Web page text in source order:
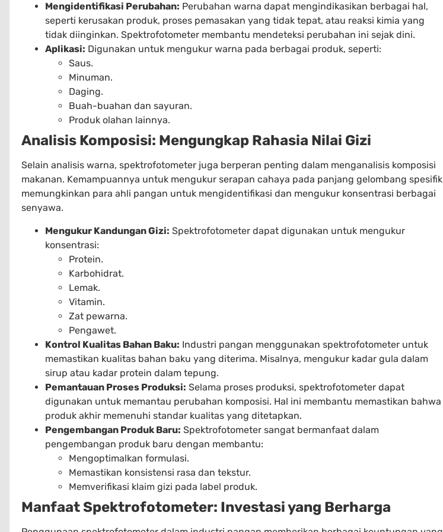
Mengidentifikasi Perubahan: Perubahan warna dapat mengindikasikan berbagai hal,
seperti kerusakan produk, proses pemasakan yang tidak tepat, atau reaksi kimia yang
tidak diinginkan. Spektrofotometer membantu mendeteksi perubahan ini sejak dini.
Aplikasi: Digunakan untuk mengukur warna pada berbagai produk, seperti:
Saus.
Minuman.
Daging.
Buah-buahan dan sayuran.
Produk olahan lainnya.
Analisis Komposisi: Mengungkap Rahasia Nilai Gizi
Selain analisis warna, spektrofotometer juga berperan penting dalam menganalisis komposisi
makanan. Kemampuannya untuk mengukur serapan cahaya pada panjang gelombang spesifik
memungkinkan para ahli pangan untuk mengidentifikasi dan mengukur konsentrasi berbagai
senyawa.
Mengukur Kandungan Gizi: Spektrofotometer dapat digunakan untuk mengukur
konsentrasi:
Protein.
Karbohidrat.
Lemak.
Vitamin.
Zat pewarna.
Pengawet.
Kontrol Kualitas Bahan Baku: Industri pangan menggunakan spektrofotometer untuk
memastikan kualitas bahan baku yang diterima. Misalnya, mengukur kadar gula dalam
sirup atau kadar protein dalam tepung.
Pemantauan Proses Produksi: Selama proses produksi, spektrofotometer dapat
digunakan untuk memantau perubahan komposisi. Hal ini membantu memastikan bahwa
produk akhir memenuhi standar kualitas yang ditetapkan.
Pengembangan Produk Baru: Spektrofotometer sangat bermanfaat dalam
pengembangan produk baru dengan membantu:
Mengoptimalkan formulasi.
Memastikan konsistensi rasa dan tekstur.
Memverifikasi klaim gizi pada label produk.
Manfaat Spektrofotometer: Investasi yang Berharga